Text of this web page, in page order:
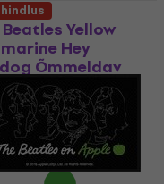
Yellow
Hey
Õmmeldav
/ märk
€ 3,49 €
olemas